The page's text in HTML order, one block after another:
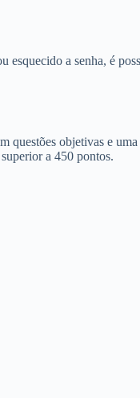
esquecido a senha, é
objetivas e
a 450 pontos.